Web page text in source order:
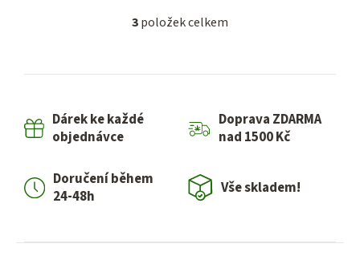
O
l
k
3položek celkem
Dárek ke každé
objednávce
Doprava ZDARMA
nad 1500 Kč
Doručení během
24-48h
Vše skladem!